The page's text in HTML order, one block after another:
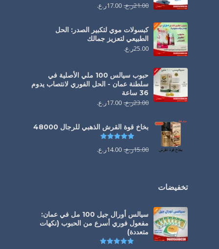
21.00ر.ع. 17.00ر.ع.
كبسولات موي لتكبير الصدر: الحل
الطبيعي لتعزيز جمالك
25.00ر.ع.
حبوب سيالس 100 ملي الأصلية في
سلطنة عمان - الحل الفوري لانتصاب يدوم
36 ساعة
23.00ر.ع. 17.00ر.ع.
بخاخ قوة القرش الذهبي للرجال 48000
تم التقييم
15.00ر.ع. 14.00ر.ع.
تخفيضات
سيالس أورال جيل 100 مل في عمان:
مفعول فوري أسرع من الحبوب (نكهات
متعددة)